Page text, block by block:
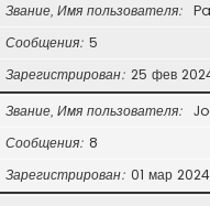
Звание, Имя пользователя
Сообщения 5
Зарегистрирован 25 фев
Звание, Имя пользователя
Сообщения 8
Зарегистрирован 01 мар